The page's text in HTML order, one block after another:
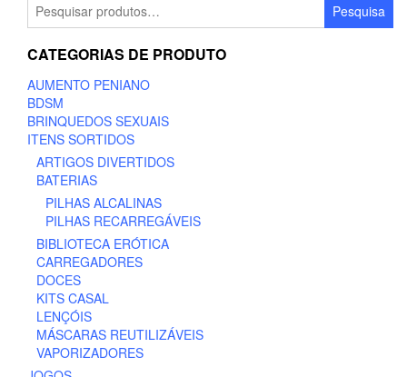
por:
Pesquisa
CATEGORIAS DE PRODUTO
AUMENTO PENIANO
BDSM
BRINQUEDOS SEXUAIS
ITENS SORTIDOS
ARTIGOS DIVERTIDOS
BATERIAS
PILHAS ALCALINAS
PILHAS RECARREGÁVEIS
BIBLIOTECA ERÓTICA
CARREGADORES
DOCES
KITS CASAL
LENÇÓIS
MÁSCARAS REUTILIZÁVEIS
VAPORIZADORES